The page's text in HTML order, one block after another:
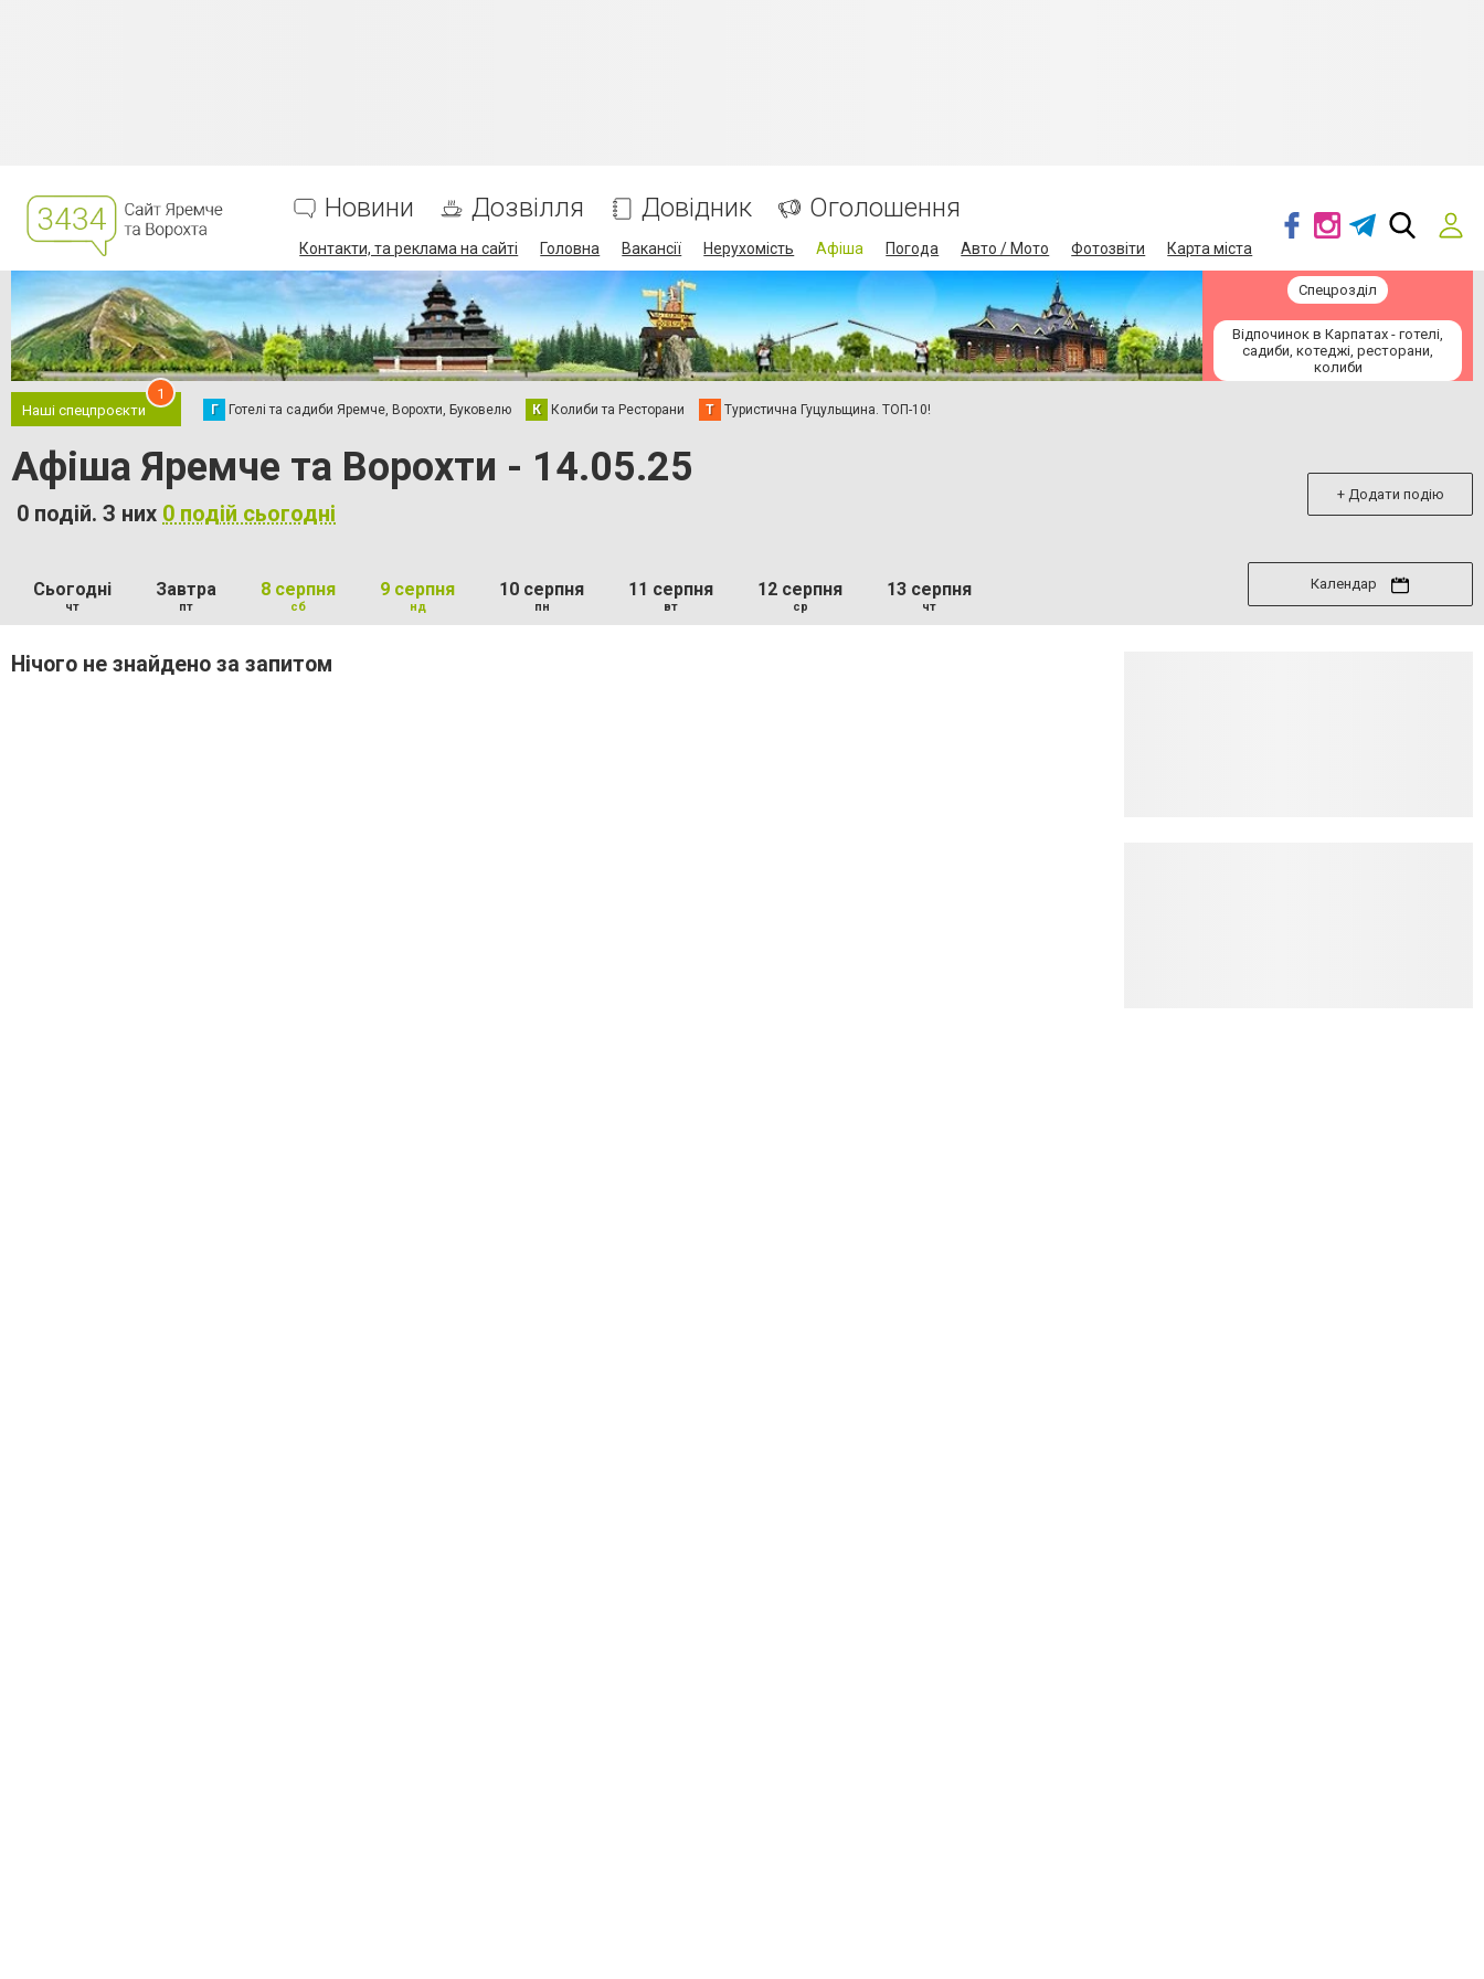
Новини Дозвілля Довідник Оголошення
Контакти, та реклама на сайті Головна Вакансії Нерухомість Афіша Погода Авто / Мото Фотозвіти Карта міста
Спецрозділ
Відпочинок в Карпатах - готелі,
садиби, котеджі, ресторани,
колиби
Наші спецпроєкти
1
Г Готелі та садиби Яремче, Ворохти, Буковелю К Колиби та Ресторани Т Туристична Гуцульщина. ТОП-10!
Афіша Яремче та Ворохти - 14.05.25
0 подій. З них 0 подій сьогодні
+ Додати подію
Сьогодні
чт
Завтра
пт
8 серпня
сб
9 серпня
нд
10 серпня
пн
11 серпня
вт
12 серпня
ср
13 серпня
чт
Календар
Нічого не знайдено за запитом